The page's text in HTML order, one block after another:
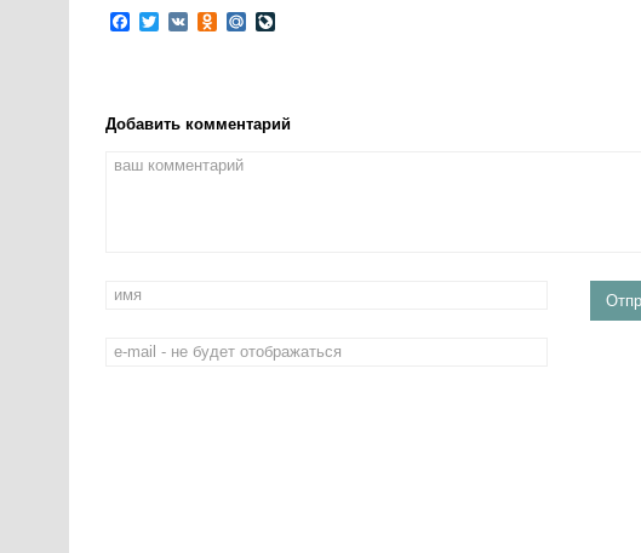
Facebook
Twitter
VK Odnoklassniki
Mail.Ru
Добавить комментарий